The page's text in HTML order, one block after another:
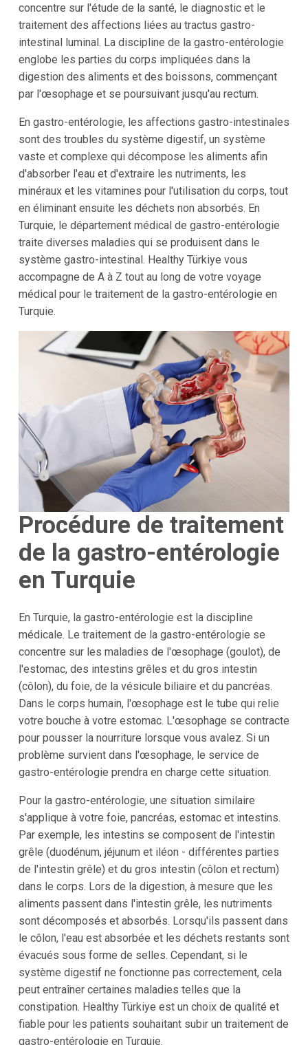
concentre sur l'étude de la santé, le diagnostic et le
traitement des affections liées au tractus gastro-
intestinal luminal. La discipline de la gastro-entérologie
englobe les parties du corps impliquées dans la
digestion des aliments et des boissons, commençant
par l'œsophage et se poursuivant jusqu'au rectum.
En gastro-entérologie, les affections gastro-intestinales
sont des troubles du système digestif, un système
vaste et complexe qui décompose les aliments afin
d'absorber l'eau et d'extraire les nutriments, les
minéraux et les vitamines pour l'utilisation du corps, tout
en éliminant ensuite les déchets non absorbés. En
Turquie, le département médical de gastro-entérologie
traite diverses maladies qui se produisent dans le
système gastro-intestinal. Healthy Türkiye vous
accompagne de A à Z tout au long de votre voyage
médical pour le traitement de la gastro-entérologie en
Turquie.
Procédure de traitement
de la gastro-entérologie
en Turquie
En Turquie, la gastro-entérologie est la discipline
médicale. Le traitement de la gastro-entérologie se
concentre sur les maladies de l'œsophage (goulot), de
l'estomac, des intestins grêles et du gros intestin
(côlon), du foie, de la vésicule biliaire et du pancréas.
Dans le corps humain, l'œsophage est le tube qui relie
votre bouche à votre estomac. L'œsophage se contracte
pour pousser la nourriture lorsque vous avalez. Si un
problème survient dans l'œsophage, le service de
gastro-entérologie prendra en charge cette situation.
Pour la gastro-entérologie, une situation similaire
s'applique à votre foie, pancréas, estomac et intestins.
Par exemple, les intestins se composent de l'intestin
grêle (duodénum, jéjunum et iléon - différentes parties
de l'intestin grêle) et du gros intestin (côlon et rectum)
dans le corps. Lors de la digestion, à mesure que les
aliments passent dans l'intestin grêle, les nutriments
sont décomposés et absorbés. Lorsqu'ils passent dans
le côlon, l'eau est absorbée et les déchets restants sont
évacués sous forme de selles. Cependant, si le
système digestif ne fonctionne pas correctement, cela
peut entraîner certaines maladies telles que la
constipation. Healthy Türkiye est un choix de qualité et
fiable pour les patients souhaitant subir un traitement de
gastro-entérologie en Turquie.